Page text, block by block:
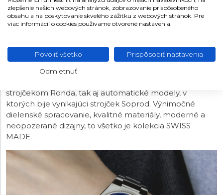
FESTINA SWISS MADE
Názov kolekcie nie je len tak hocijaký, pretože všetky
hodinky Festina SWISS MADE sú vyrobené podľa zásad
a pravidiel, vďaka ktorým sa týmto titulom môžu
strojčekom Ronda, tak aj automatické modely, v
ktorých bije vynikajúci strojček Soprod. Výnimočné
dielenské spracovanie, kvalitné materiály, moderné a
neopozerané dizajny, to všetko je kolekcia SWISS
MADE.
zlepšenie našich webových stránok, zobrazovanie prispôsobeného
obsahu a na poskytovanie skvelého zážitku z webových stránok. Pre
viac informácií o cookies používame otvorené nastavenia.
Povoliť všetko Prispôsobiť nastavenia
Odmietnuť